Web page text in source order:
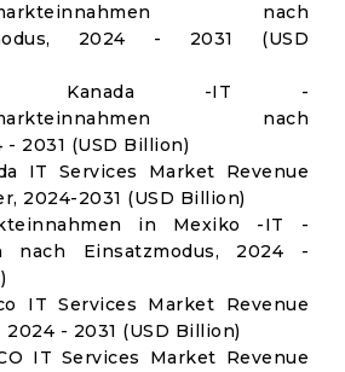
nach
2024 - 2031 (USD
Kanada -IT -
nach
2031 (USD Billion)
IT Services Market Revenue
2024-2031 (USD Billion)
in Mexiko -IT -
nach Einsatzmodus, 2024 -
IT Services Market Revenue
- 2031 (USD Billion)
IT Services Market Revenue